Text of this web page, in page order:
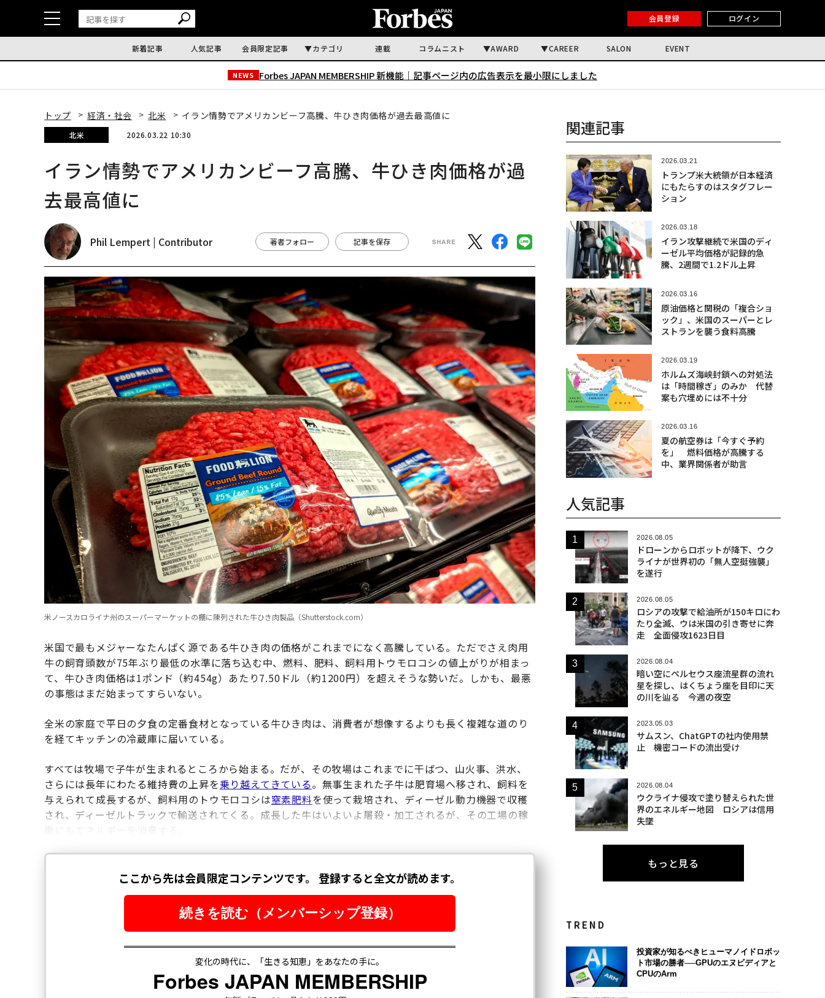
会員登録 ログイン
新着記事 人気記事 会員限定記事 カテゴリ 連載 コラムニスト AWARD CAREER SALON EVENT
NEWS Forbes JAPAN MEMBERSHIP 新機能｜ 記事ページ内の広告表示を最小限にしました
トップ 経済・社会 北米 イラン情勢でアメリカンビーフ高騰、牛ひき肉価格が過去最高値に
北米 2026.03.22 10:30
イラン情勢でアメリカンビーフ高騰、牛ひき肉価格が過
去最高値に
Phil Lempert | Contributor 著者フォロー 記事を保存
米ノースカロライナ州のスーパーマーケットの棚に陳列された牛ひき肉製品（Shutterstock.com）
米国で最もメジャーなたんぱく源である牛ひき肉の価格がこれまでになく高騰している。ただでさえ肉用
牛の飼育頭数が75年ぶり最低の水準に落ち込む中、燃料、肥料、飼料用トウモロコシの値上がりが相まっ
て、牛ひき肉価格は1ポンド（約454g）あたり7.50ドル（約1200円）を超えそうな勢いだ。しかも、最悪
の事態はまだ始まってすらいない。
全米の家庭で平日の夕食の定番食材となっている牛ひき肉は、消費者が想像するよりも長く複雑な道のり
を経てキッチンの冷蔵庫に届いている。
すべては牧場で子牛が生まれるところから始まる。だが、その牧場はこれまでに干ばつ、山火事、洪水、
さらには長年にわたる維持費の上昇を乗り越えてきている。無事生まれた子牛は肥育場へ移され、飼料を
与えられて成長するが、飼料用のトウモロコシは窒素肥料を使って栽培され、ディーゼル動力機器で収穫
され、ディーゼルトラックで輸送されてくる。成長した牛はいよいよ屠殺・加工されるが、その工場の稼
関連記事
2026.03.21
トランプ米大統領が日本経済
にもたらすのはスタグフレー
ション
2026.03.18
イラン攻撃継続で米国のディ
ーゼル平均価格が記録的急
騰、2週間で1.2ドル上昇
2026.03.16
原油価格と関税の「複合ショ
ック」、米国のスーパーとレ
ストランを襲う食料高騰
2026.03.19
ホルムズ海峡封鎖への対処法
は「時間稼ぎ」のみか 代替
案も穴埋めには不十分
2026.03.16
夏の航空券は「今すぐ予約
を」 燃料価格が高騰する
中、業界関係者が助言
人気記事
2026.08.05
ドローンからロボットが降下、ウク
ライナが世界初の「無人空挺強襲」
を遂行
2026.08.05
ロシアの攻撃で給油所が150キロにわ
たり全滅、ウは米国の引き寄せに奔
走 全面侵攻1623日目
2026.08.04
暗い空にペルセウス座流星群の流れ
星を探し、はくちょう座を目印に天
の川を辿る 今週の夜空
2023.05.03
サムスン、ChatGPTの社内使用禁
止 機密コードの流出受け
2026.08.04
ウクライナ侵攻で塗り替えられた世
界のエネルギー地図 ロシアは信用
失墜
もっと見る
TREND
投資家が知るべきヒューマノイドロボッ
ト市場の勝者──GPUのエヌビディアと
CPUのArm